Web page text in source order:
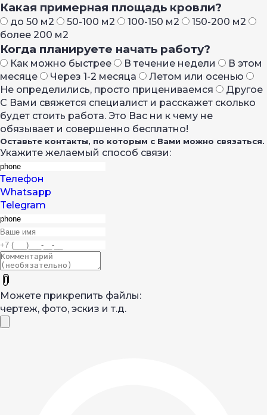
Какая примерная площадь кровли?
до 50 м2 50-100 м2 100-150 м2
150-200 м2
более 200 м2
Когда планируете начать работу?
Как можно быстрее В течение недели
В этом
месяце
Через 1-2 месяца
Летом или осенью
Не определились, просто прицениваемся
Другое
С Вами свяжется специалист и расскажет сколько
будет стоить работа. Это Вас ни к чему не
обязывает и совершенно бесплатно!
Оставьте контакты, по которым с Вами можно связаться.
Укажите желаемый способ связи:
Телефон
Whatsapp
Telegram
Можете прикрепить файлы:
чертеж, фото, эскиз и т.д.